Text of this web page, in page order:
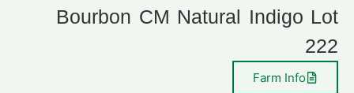
Bourbon CM Natural Indigo Lot
222
Farm Info